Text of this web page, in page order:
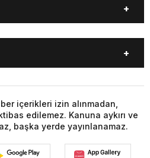
CANLI BORSA
FİKSTÜR
FİRMA REHBERİ
GAZETELER
HAVA DURUMU
PARİTELER
CANLI TV
FİKSTÜR
FİRMA REHBERİ
GAZETELER
içerikleri izin alınmadan,
edilemez. Kanuna aykırı ve
başka yerde yayınlanamaz.